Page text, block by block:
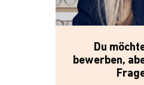
Du
bewerben,